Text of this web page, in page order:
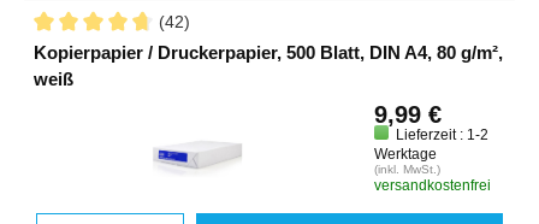
(42)
Kopierpapier / Druckerpapier, 500 Blatt, DIN A4, 80 g/m²,
weiß
9,99 €
Lieferzeit : 1-2
Werktage
(inkl. MwSt.)
versandkostenfrei